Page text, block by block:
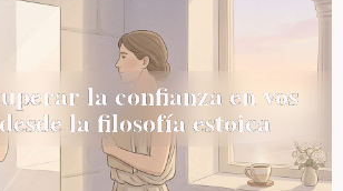
la confianza en vos
la filosofía estoica